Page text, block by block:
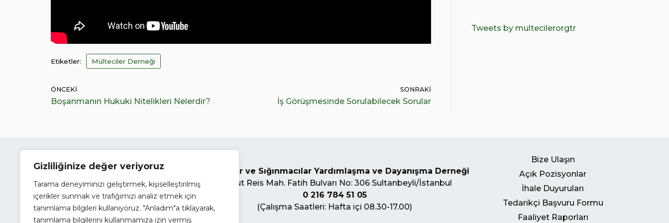
Gizliliğinize değer veriyoruz
Tarama deneyiminizi geliştirmek, kişiselleştirilmiş
içerikler sunmak ve trafiğimizi analiz etmek için
tanımlama bilgileri kullanıyoruz. "Anladım"a tıklayarak,
tanımlama bilgilerini kullanmamıza izin vermiş
Etiketler: Mülteciler Derneği
ÖNCEKI
Boşanmanın Hukuki Nitelikleri Nelerdir?
SONRAKI
İş Görüşmesinde Sorulabilecek Sorular
Tweets by multecilerorgtr
Mülteciler ve Sığınmacılar Yardımlaşma ve Dayanışma Derneği
Turgut Reis Mah. Fatih Bulvarı No: 306 Sultanbeyli/İstanbul
0 216 784 51 05
(Çalışma Saatleri: Hafta içi 08.30-17.00)
Bize Ulaşın
Açık Pozisyonlar
İhale Duyuruları
Tedarikçi Başvuru Formu
Faaliyet Raporları